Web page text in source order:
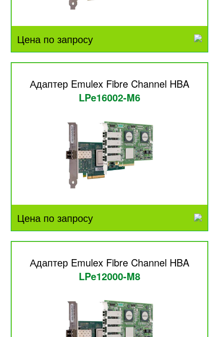
Цена по запросу
Адаптер Emulex Fibre Channel HBA
LPe16002-M6
Цена по запросу
Адаптер Emulex Fibre Channel HBA
LPe12000-M8